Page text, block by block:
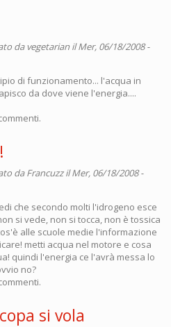
davegetarian il Mer, 06/18/2008 -
di funzionamento... l'acqua in
da dove viene l'energia....
daFrancuzzil Mer, 06/18/2008 -
che secondo molti l'idrogeno esce
si vede, non si tocca, non è tossica
alle scuole medie l'informazione
metti acqua nel motore e cosa
quindi l'energia ce l'avrà messa lo
no?
si vola